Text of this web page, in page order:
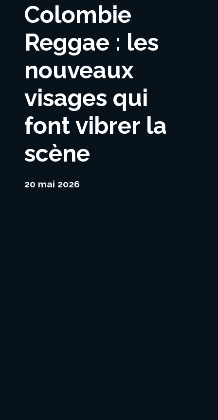
Colombie
Reggae : les
nouveaux
visages qui
font vibrer la
scène
20 mai 2026